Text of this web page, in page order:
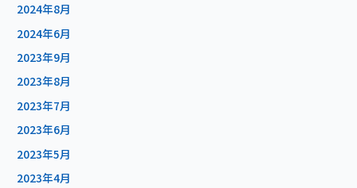
2024年8月
2024年6月
2023年9月
2023年8月
2023年7月
2023年6月
2023年5月
2023年4月